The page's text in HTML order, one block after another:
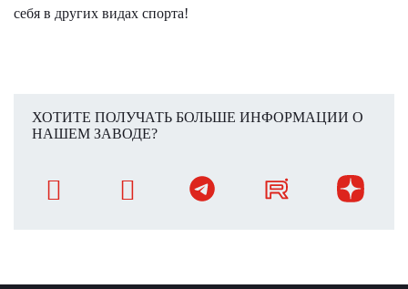
себя в других видах спорта!
ХОТИТЕ ПОЛУЧАТЬ БОЛЬШЕ ИНФОРМАЦИИ О
НАШЕМ ЗАВОДЕ?